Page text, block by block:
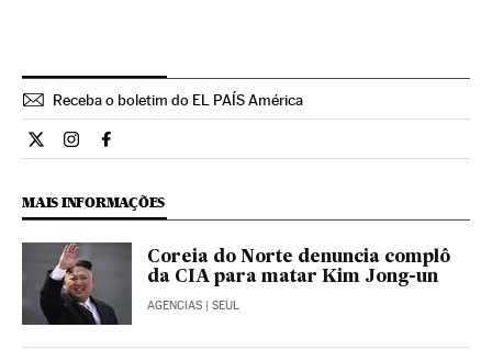
Receba o boletim do EL PAÍS América
Internacional El País Brasil en Twitter
Internacional El País Brasil en Instagram
Internacional El País Brasil en Facebook
MAIS INFORMAÇÕES
Coreia do Norte denuncia complô
da CIA para matar Kim Jong-un
AGENCIAS | SEUL